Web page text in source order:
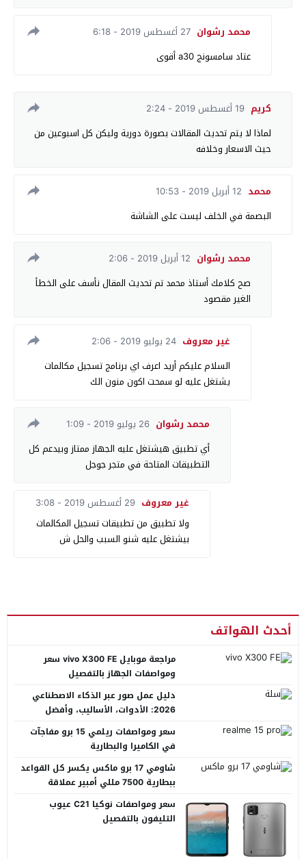
محمد رشوان 27 أغسطس 2019 - 6:18
عتاد سامسونج a30 أقوى
كريم 19 أغسطس 2019 - 2:24
لماذا لا يتم تحديث المقالات بصورة دورية وليكن كل اسبوعين من
حيث الاسعار وخلافه
محمد 12 أبريل 2019 - 10:53
البصمة في الخلف ليست على الشاشة
محمد رشوان 12 أبريل 2019 - 2:06
صح كلامك أستاذ محمد تم تحديث المقال نأسف على الخطأ
الغير مقصود
غير معروف 24 يوليو 2019 - 2:06
السلام عليكم أريد اعرف اي برنامج تسجيل مكالمات
يشتغل عليه لو سمحت اكون منون الك
محمد رشوان 26 يوليو 2019 - 1:09
أي تطبيق هيشتغل عليه الجهاز ممتاز وبيدعم كل
التطبيقات المتاحة في متجر جوجل
غير معروف 29 أغسطس 2019 - 3:08
ولا تطبيق من تطبيقات تسجيل المكالمات
بيشتغل عليه شنو السبب والحل ش
أحدث الهواتف
مراجعة موبايل vivo X300 FE سعر
ومواصفات الجهاز بالتفصيل
دليل عمل صور عبر الذكاء الاصطناعي
2026: الأدوات، الأساليب، وأفضل
سعر ومواصفات ريلمي 15 برو مفاجآت
في الكاميرا والبطارية
شاومي 17 برو ماكس يكسر كل القواعد
ببطارية 7500 مللي أمبير عملاقة
سعر ومواصفات نوكيا C21 عيوب
التليفون بالتفصيل